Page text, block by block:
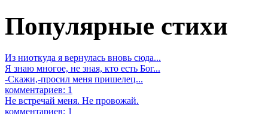
Популярные стихи
Из ниоткуда я вернулась вновь сюда...
Я знаю многое, не зная, кто есть Бог...
-Скажи,-просил меня пришелец...
комментариев: 1
Не встречай меня. Не провожай.
комментариев: 1